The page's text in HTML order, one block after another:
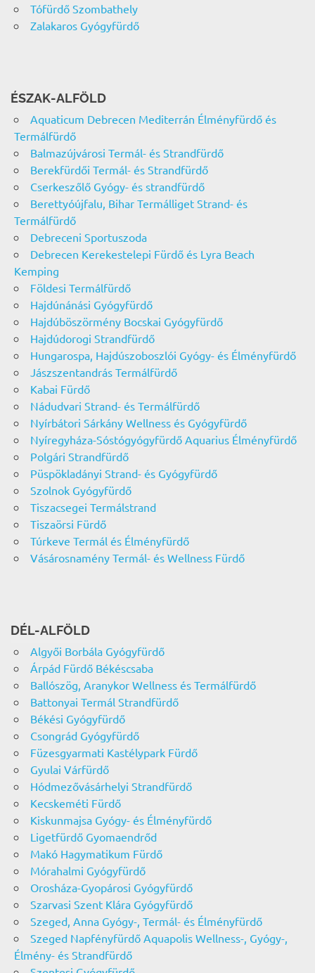
Tófürdő Szombathely
Zalakaros Gyógyfürdő
ÉSZAK-ALFÖLD
Aquaticum Debrecen Mediterrán Élményfürdő és
Termálfürdő
Balmazújvárosi Termál- és Strandfürdő
Berekfürdői Termál- és Strandfürdő
Cserkeszőlő Gyógy- és strandfürdő
Berettyóújfalu, Bihar Termálliget Strand- és
Termálfürdő
Debreceni Sportuszoda
Debrecen Kerekestelepi Fürdő és Lyra Beach
Kemping
Földesi Termálfürdő
Hajdúnánási Gyógyfürdő
Hajdúböszörmény Bocskai Gyógyfürdő
Hajdúdorogi Strandfürdő
Hungarospa, Hajdúszoboszlói Gyógy- és Élményfürdő
Jászszentandrás Termálfürdő
Kabai Fürdő
Nádudvari Strand- és Termálfürdő
Nyírbátori Sárkány Wellness és Gyógyfürdő
Nyíregyháza-Sóstógyógyfürdő Aquarius Élményfürdő
Polgári Strandfürdő
Püspökladányi Strand- és Gyógyfürdő
Szolnok Gyógyfürdő
Tiszacsegei Termálstrand
Tiszaörsi Fürdő
Túrkeve Termál és Élményfürdő
Vásárosnamény Termál- és Wellness Fürdő
DÉL-ALFÖLD
Algyői Borbála Gyógyfürdő
Árpád Fürdő Békéscsaba
Ballószög, Aranykor Wellness és Termálfürdő
Battonyai Termál Strandfürdő
Békési Gyógyfürdő
Csongrád Gyógyfürdő
Füzesgyarmati Kastélypark Fürdő
Gyulai Várfürdő
Hódmezővásárhelyi Strandfürdő
Kecskeméti Fürdő
Kiskunmajsa Gyógy- és Élményfürdő
Ligetfürdő Gyomaendrőd
Makó Hagymatikum Fürdő
Mórahalmi Gyógyfürdő
Orosháza-Gyopárosi Gyógyfürdő
Szarvasi Szent Klára Gyógyfürdő
Szeged, Anna Gyógy-, Termál- és Élményfürdő
Szeged Napfényfürdő Aquapolis Wellness-, Gyógy-,
Élmény- és Strandfürdő